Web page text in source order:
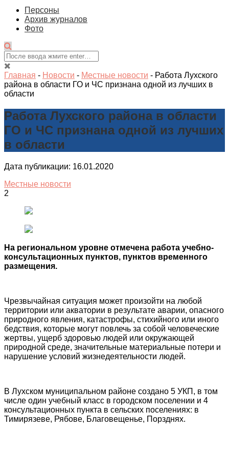
Персоны
Архив журналов
Фото
Главная - Новости - Местные новости - Работа Лухского
района в области ГО и ЧС признана одной из лучших в
области
Работа Лухского района в области
ГО и ЧС признана одной из лучших
в области
Дата публикации: 16.01.2020
Местные новости
2
На региональном уровне отмечена работа учебно-
консультационных пунктов, пунктов временного
размещения.
Чрезвычайная ситуация может произойти на любой
территории или акватории в результате аварии, опасного
природного явления, катастрофы, стихийного или иного
бедствия, которые могут повлечь за собой человеческие
жертвы, ущерб здоровью людей или окружающей
природной среде, значительные материальные потери и
нарушение условий жизнедеятельности людей.
В Лухском муниципальном районе создано 5 УКП, в том
числе один учебный класс в городском поселении и 4
консультационных пункта в сельских поселениях: в
Тимирязеве, Рябове, Благовещенье, Порзднях.